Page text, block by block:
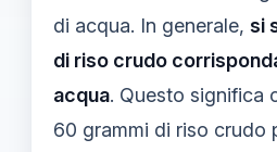
di acqua. In generale, si
di riso crudo
acqua. Questo significa
60 grammi di riso crudo